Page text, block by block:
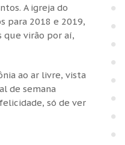
A igreja do
para 2018 e 2019,
que virão por aí,
ao ar livre, vista
de semana
só de ver